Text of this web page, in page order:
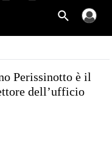
Perissinotto è il
dell’ufficio